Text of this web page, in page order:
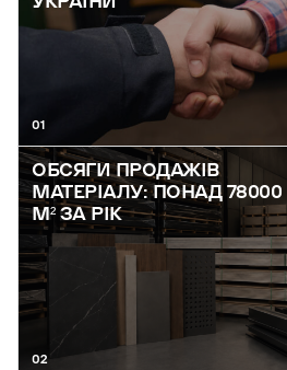
01
ОБСЯГИ ПРОДАЖІВ
МАТЕРІАЛУ: ПОНАД 78000
М² ЗА РІК
02